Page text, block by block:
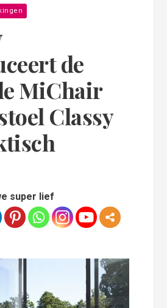
de
MiChair
Classy
super lief